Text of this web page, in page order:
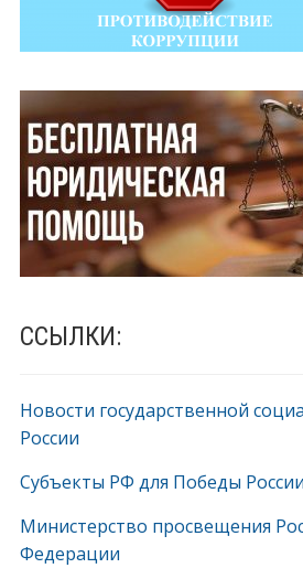
ССЫЛКИ:
Новости государственной
России
Субъекты РФ для Победы России
Министерство просвещения
Федерации